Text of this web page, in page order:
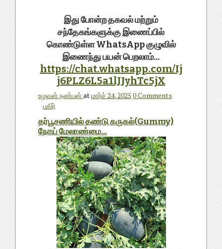
இது போன்ற தகவல் மற்றும்
சந்தேகங்களுக்கு இணைப்பில்
கொண்டுள்ள WhatsApp குழுவில்
இணைந்து பயன் பெறலாம்...
https://chat.whatsapp.com/Ij
j6PLZ6L5a1lJJyhTc5jX
உழவன் நண்பன்atமார்ச் 24, 2025 0 Comments
பகிர்
தர்பூசணியில் தண்டு கருகல்(Gummy)
நோய் மேலாண்மை...